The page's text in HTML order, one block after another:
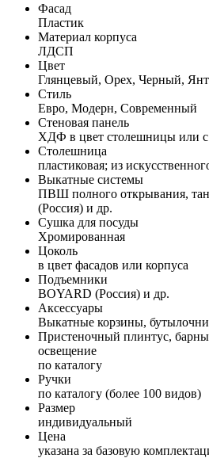
Фасад
Пластик
Материал корпуса
ЛДСП
Цвет
Глянцевый, Орех, Черный,
Стиль
Евро, Модерн, Современный
Стеновая панель
ХДФ в цвет столешницы или с
Столешница
пластиковая; из
Выкатные системы
ПВШ полного открывания,
(Россия) и др.
Сушка для посуды
Хромированная
Цоколь
в цвет фасадов или корпуса
Подъемники
BOYARD (Россия) и др.
Аксессуары
Выкатные корзины,
Пристеночный плинтус,
освещение
по каталогу
Ручки
по каталогу (более 100 видов)
Размер
индивидуальный
Цена
указана за базовую